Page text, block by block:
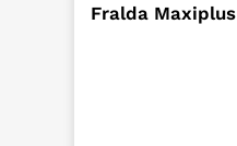
Fralda Maxiplus